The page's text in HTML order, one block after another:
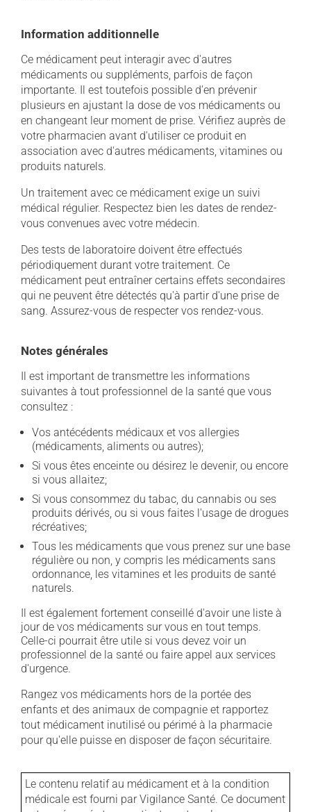
Information additionnelle
Ce médicament peut interagir avec d'autres
médicaments ou suppléments, parfois de façon
importante. Il est toutefois possible d'en prévenir
plusieurs en ajustant la dose de vos médicaments ou
en changeant leur moment de prise. Vérifiez auprès de
votre pharmacien avant d'utiliser ce produit en
association avec d'autres médicaments, vitamines ou
produits naturels.
Un traitement avec ce médicament exige un suivi
médical régulier. Respectez bien les dates de rendez-
vous convenues avec votre médecin.
Des tests de laboratoire doivent être effectués
périodiquement durant votre traitement. Ce
médicament peut entraîner certains effets secondaires
qui ne peuvent être détectés qu'à partir d'une prise de
sang. Assurez-vous de respecter vos rendez-vous.
Notes générales
Il est important de transmettre les informations
suivantes à tout professionnel de la santé que vous
consultez :
Vos antécédents médicaux et vos allergies
(médicaments, aliments ou autres);
Si vous êtes enceinte ou désirez le devenir, ou encore
si vous allaitez;
Si vous consommez du tabac, du cannabis ou ses
produits dérivés, ou si vous faites l'usage de drogues
récréatives;
Tous les médicaments que vous prenez sur une base
régulière ou non, y compris les médicaments sans
ordonnance, les vitamines et les produits de santé
naturels.
Il est également fortement conseillé d'avoir une liste à
jour de vos médicaments sur vous en tout temps.
Celle-ci pourrait être utile si vous devez voir un
professionnel de la santé ou faire appel aux services
d'urgence.
Rangez vos médicaments hors de la portée des
enfants et des animaux de compagnie et rapportez
tout médicament inutilisé ou périmé à la pharmacie
pour qu'elle puisse en disposer de façon sécuritaire.
Le contenu relatif au médicament et à la condition
médicale est fourni par Vigilance Santé. Ce document